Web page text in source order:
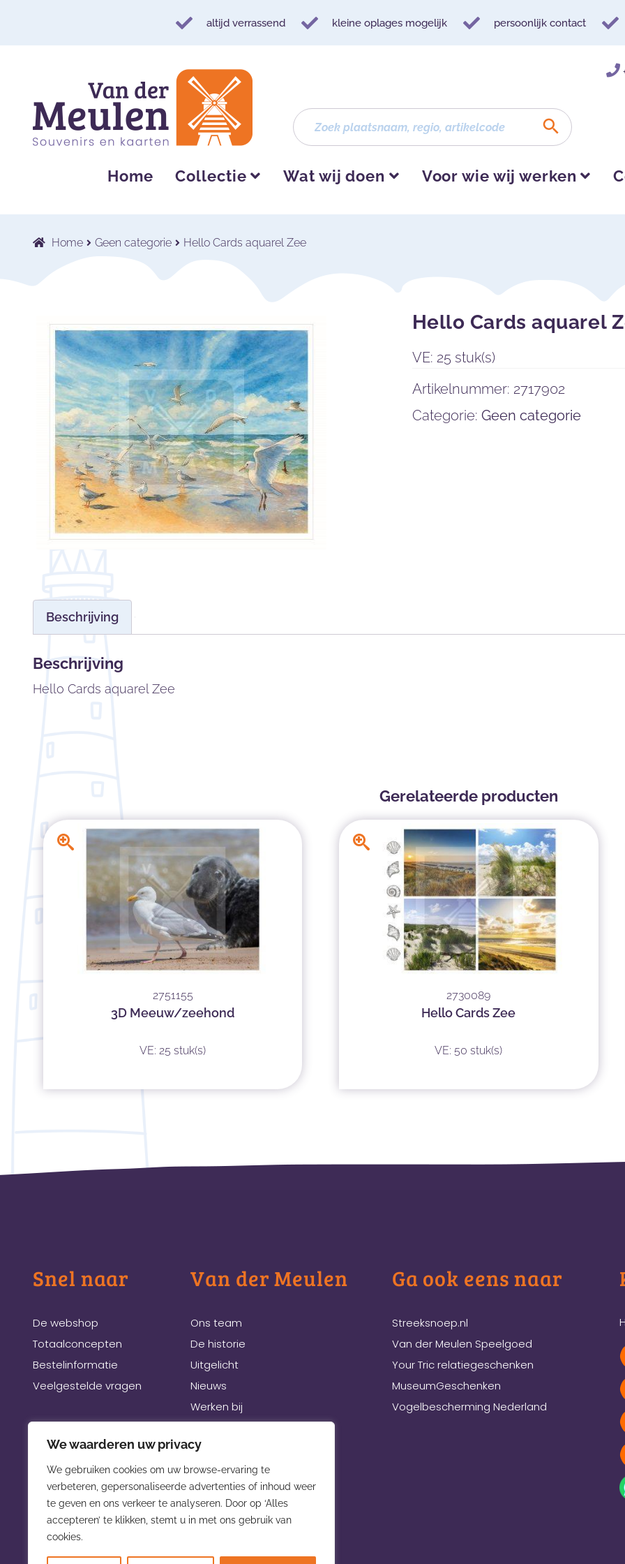
We waarderen uw privacy
We gebruiken cookies om uw browse-ervaring te
verbeteren, gepersonaliseerde advertenties of inhoud weer
te geven en ons verkeer te analyseren. Door op ‘Alles
accepteren’ te klikken, stemt u in met ons gebruik van
cookies.
altijd verrassend kleine oplages mogelijk persoonlijk contact
navigatie
inhoud
Home Collectie Wat wij doen Voor wie wij werken
Home Geen categorie Hello Cards aquarel Zee
Hello Cards aquarel
VE: 25 stuk(s)
Artikelnummer: 2717902
Categorie: Geen categorie
Beschrijving
Beschrijving
Hello Cards aquarel Zee
Gerelateerde producten
2751155
3D Meeuw/zeehond
VE: 25 stuk(s)
2730089
Hello Cards Zee
VE: 50 stuk(s)
Snel naar
De webshop
Totaalconcepten
Bestelinformatie
Veelgestelde vragen
Van der Meulen
Ons team
De historie
Uitgelicht
Nieuws
Werken bij
Beurzen
Ga ook eens naar
Streeksnoep.nl
Van der Meulen Speelgoed
Your Tric relatiegeschenken
MuseumGeschenken
Vogelbescherming Nederland